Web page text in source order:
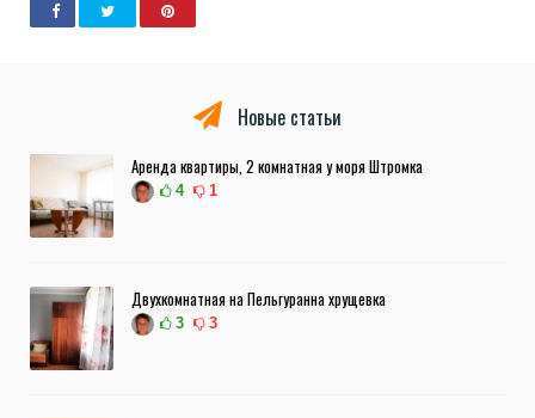
Новые статьи
Аренда квартиры, 2 комнатная у моря Штромка
4 1
Двухкомнатная на Пельгуранна хрущевка
3 3